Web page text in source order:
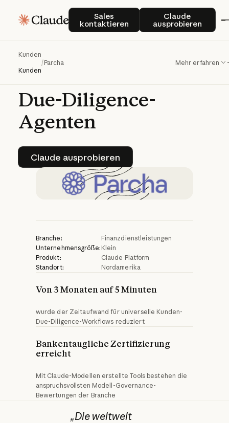
Sales
kontaktieren
Sales kontaktierenClaude
ausprobieren
Claude
Kunden
Kunden
/Parcha Mehr erfahren
Parchaentwickeltein
zweiWochenmit
demClaude
Agent
SDK
Due-Diligence-
Agenten
Claude ausprobieren
Claude ausprobieren
Branche:
Finanzdienstleistungen
Unternehmensgröße: Klein
Produkt:
Claude Platform
Standort:
Nordamerika
Von 3 Monaten auf 5 Minuten
wurde der Zeitaufwand für universelle Kunden-
Due-Diligence-Workflows reduziert
Bankentaugliche Zertifizierung
erreicht
Mit Claude-Modellen erstellte Tools bestehen die
anspruchsvollsten Modell-Governance-
Bewertungen der Branche
„Die weltweit